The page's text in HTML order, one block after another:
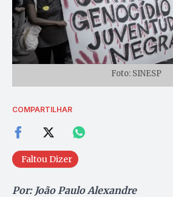
Foto: SINESP
COMPARTILHAR
Faltou Dizer
Por: João Paulo Alexandre